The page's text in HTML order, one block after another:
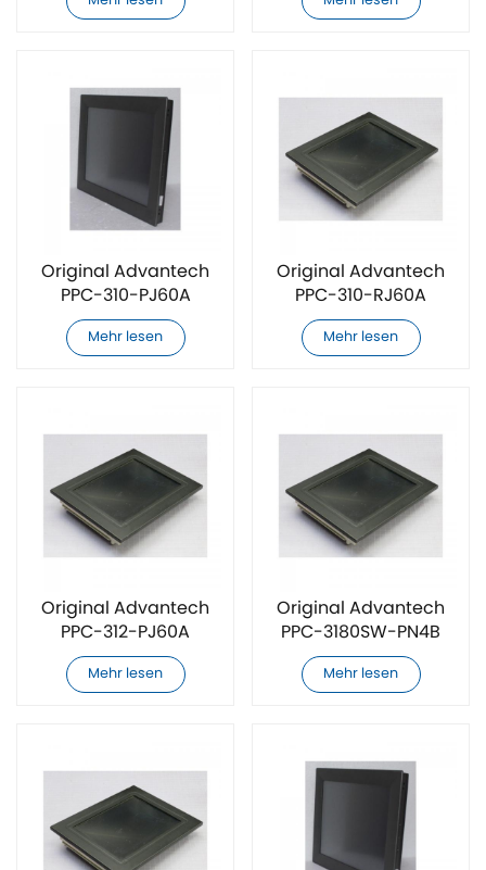
Original Advantech
PPC-310-PJ60A
Touchscreen
Mehr lesen
Original Advantech
PPC-310-RJ60A
Touchscreen
Mehr lesen
Original Advantech
PPC-312-PJ60A
Touchscreen
Mehr lesen
Original Advantech
PPC-3180SW-PN4B
Touchscreen
Mehr lesen